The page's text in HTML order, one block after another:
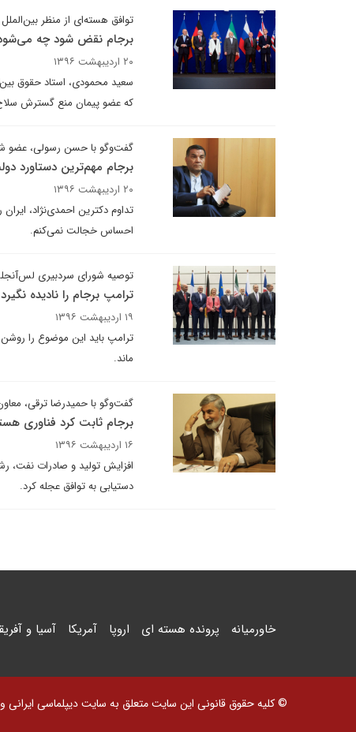
توافق هسته‌ای از منظر بین‌الملل
برجام نقض شود چه
۲۰ اردیبهشت ۱۳۹۶
سعید محمودی، استاد حقوق
که عضو پیمان منع گسترش
گفت‌وگو با حسن رسولی، عضو
برجام مهم‌ترین دستاورد
۲۰ اردیبهشت ۱۳۹۶
تداوم دکترین احمدی‌نژاد،
احساس خجالت نمی‌کنم.
توصیه شورای سردبیری
ترامپ برجام را نادیده نگیرد
۱۹ اردیبهشت ۱۳۹۶
ترامپ باید این موضوع را روشن
ماند.
گفت‌وگو با حمیدرضا ترقی،
برجام ثابت کرد فناوری
۱۶ اردیبهشت ۱۳۹۶
افزایش تولید و صادرات
دستیابی به توافق عجله کرد.
خاورمیانه پرونده هسته ای اروپا آمریکا آسیا و
© کلیه حقوق قانونی این سایت متعلق به سایت دیپلماسی ایرانی و